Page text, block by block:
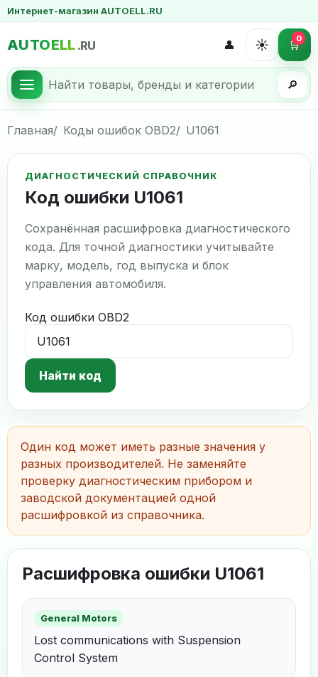
Интернет-магазин AUTOELL.RU
AUTOELL .RU
🔎
👤 ☀️ 🛒0
Главная Коды ошибок OBD2 U1061
ДИАГНОСТИЧЕСКИЙ СПРАВОЧНИК
Код ошибки U1061
Сохранённая расшифровка диагностического
кода. Для точной диагностики учитывайте
марку, модель, год выпуска и блок
управления автомобиля.
Код ошибки OBD2
Найти код
Один код может иметь разные значения у
разных производителей. Не заменяйте
проверку диагностическим прибором и
заводской документацией одной
расшифровкой из справочника.
Расшифровка ошибки U1061
General Motors
Lost communications with Suspension
Control System